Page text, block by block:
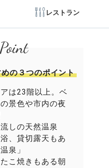
レストラン
の３つのポイント
は23階以上。ベ
景色や市内の夜
しの天然温泉
、貸切露天もあ
泉」
こ焼きもある朝